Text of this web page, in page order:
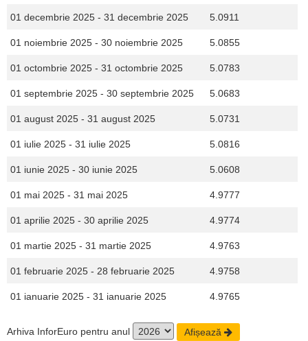
01 decembrie 2025 - 31 decembrie 2025 5.0911
01 noiembrie 2025 - 30 noiembrie 2025 5.0855
01 octombrie 2025 - 31 octombrie 2025 5.0783
01 septembrie 2025 - 30 septembrie 2025 5.0683
01 august 2025 - 31 august 2025 5.0731
01 iulie 2025 - 31 iulie 2025 5.0816
01 iunie 2025 - 30 iunie 2025 5.0608
01 mai 2025 - 31 mai 2025 4.9777
01 aprilie 2025 - 30 aprilie 2025 4.9774
01 martie 2025 - 31 martie 2025 4.9763
01 februarie 2025 - 28 februarie 2025 4.9758
01 ianuarie 2025 - 31 ianuarie 2025 4.9765
Arhiva InforEuro pentru anul Afișează